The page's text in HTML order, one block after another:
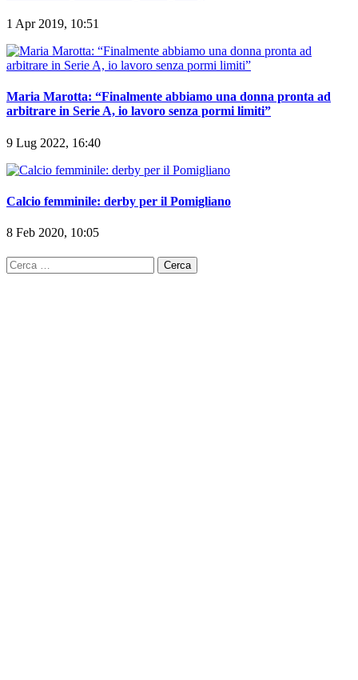
1 Apr 2019, 10:51
Maria Marotta: “Finalmente abbiamo una donna pronta ad
arbitrare in Serie A, io lavoro senza pormi limiti”
9 Lug 2022, 16:40
Calcio femminile: derby per il Pomigliano
8 Feb 2020, 10:05
Ricerca
per: